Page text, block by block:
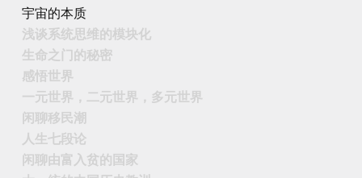
宇宙的本质
浅谈系统思维的模块化
生命之门的秘密
感悟世界
一元世界，二元世界，多元世界
闲聊移民潮
人生七段论
闲聊由富入贫的国家